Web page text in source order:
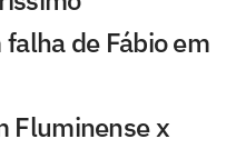
de Fábio em
Fluminense x